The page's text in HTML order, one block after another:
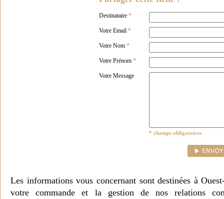
Destinataire *
Votre Email *
Votre Nom *
Votre Prénom *
Votre Message
* champs obligatoires
Les informations vous concernant sont destinées à
votre commande et la gestion de nos relations